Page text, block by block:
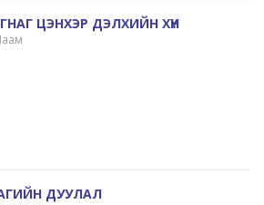
ЦЭНХЭР ДЭЛХИЙН ХҮН
ДУУЛАЛ